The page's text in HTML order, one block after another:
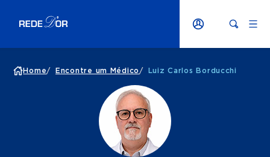
Home/ Encontre um Médico / Luiz Carlos Borducchi